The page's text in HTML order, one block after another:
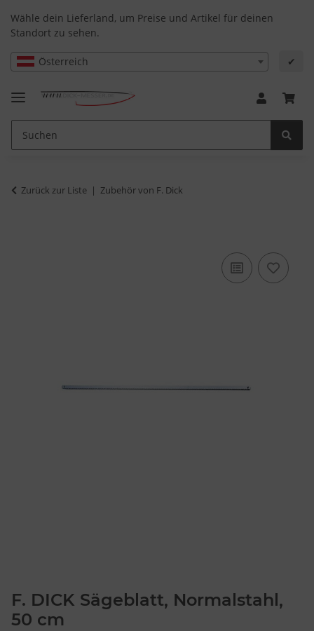
Wähle dein Lieferland, um Preise und Artikel für deinen
Standort zu sehen.
Österreich ✔
Zurück zur Liste Zubehör von F. Dick
F. DICK Sägeblatt, Normalstahl,
50 cm